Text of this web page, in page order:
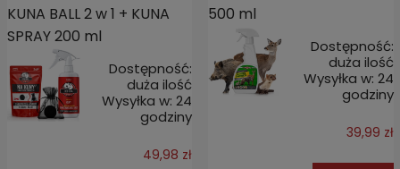
KUNA BALL 2 w 1 + KUNA
SPRAY 200 ml
Dostępność:
duża ilość
Wysyłka w: 24
godziny
49,98 zł
500 ml
Dostępność:
duża ilość
Wysyłka w: 24
godziny
39,99 zł